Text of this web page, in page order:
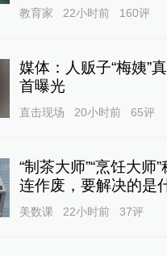
教育家 22小时前 160评
媒体：人贩子“梅姨”
首曝光
直击现场 20小时前 65评
“制茶大师”“烹饪大师
连作废，要解决的是
美数课 22小时前 37评